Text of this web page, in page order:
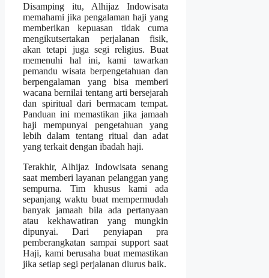
Disamping itu, Alhijaz Indowisata
memahami jika pengalaman haji yang
memberikan kepuasan tidak cuma
mengikutsertakan perjalanan fisik,
akan tetapi juga segi religius. Buat
memenuhi hal ini, kami tawarkan
pemandu wisata berpengetahuan dan
berpengalaman yang bisa memberi
wacana bernilai tentang arti bersejarah
dan spiritual dari bermacam tempat.
Panduan ini memastikan jika jamaah
haji mempunyai pengetahuan yang
lebih dalam tentang ritual dan adat
yang terkait dengan ibadah haji.
Terakhir, Alhijaz Indowisata senang
saat memberi layanan pelanggan yang
sempurna. Tim khusus kami ada
sepanjang waktu buat mempermudah
banyak jamaah bila ada pertanyaan
atau kekhawatiran yang mungkin
dipunyai. Dari penyiapan pra
pemberangkatan sampai support saat
Haji, kami berusaha buat memastikan
jika setiap segi perjalanan diurus baik.